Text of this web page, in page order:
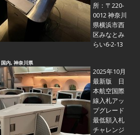
所：〒220-
0012 神奈川
県横浜市西
区みなとみ
らい6-2-13
国内, 神奈川県
2025年10月
最新版 日
本航空国際
線入札アッ
プグレード
最低額入札
チャレンジ